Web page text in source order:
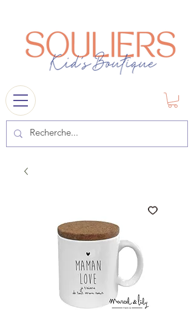
souliers 1841@gmail.com